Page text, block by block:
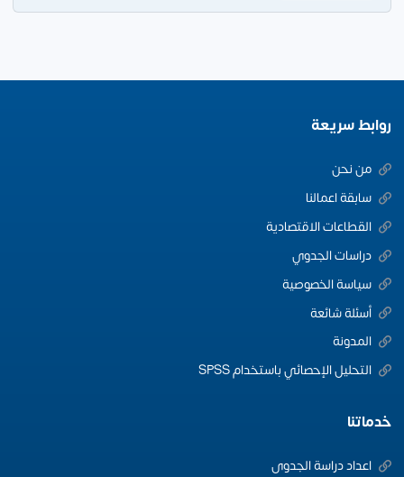
روابط سريعة
من نحن
سابقة اعمالنا
القطاعات الاقتصادية
دراسات الجدوي
سياسة الخصوصية
أسئلة شائعة
المدونة
التحليل الإحصائي باستخدام SPSS
خدماتنا
اعداد دراسة الجدوى